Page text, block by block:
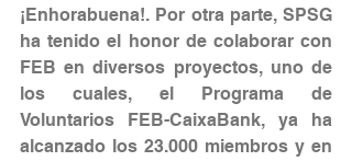
¡Enhorabuena!. Por otra parte, SPSG
ha tenido el honor de colaborar con
FEB en diversos proyectos, uno de
los cuales, el Programa de
Voluntarios FEB-CaixaBank, ya ha
alcanzado los 23.000 miembros y en